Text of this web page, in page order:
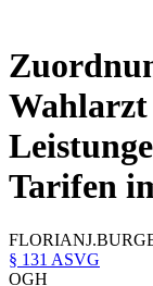
Tarifen
FLORIANJ.
§ 131 ASVG
OGH